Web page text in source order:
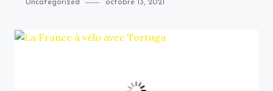
Category
Uncategorized
Posted
octobre 13, 2021